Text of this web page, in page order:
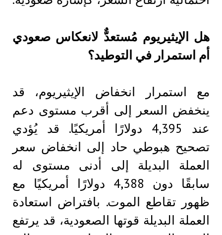
هل الإيثيريوم مُستعدٌّ لانعكاس صعودي
أم استمرار في التوطيد؟
مع استمرار انخفاض الإيثيريوم، قد
ينخفض ​​السعر إلى أقرب مستوى دعم
عند 4,395 دولارًا أمريكيًا. قد يُؤدي
تصحيح هبوطي حاد إلى انخفاض سعر
العملة البديلة إلى أدنى مستوى له
سابقًا دون 4,388 دولارًا أمريكيًا مع
ظهور تقاطع الموت. بافتراض استعادة
العملة البديلة قوتها الصعودية، قد يرتفع